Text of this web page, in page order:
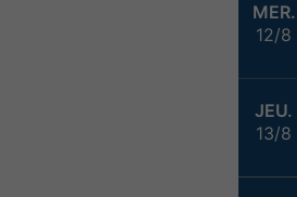
MER.
12/8
JEU.
13/8